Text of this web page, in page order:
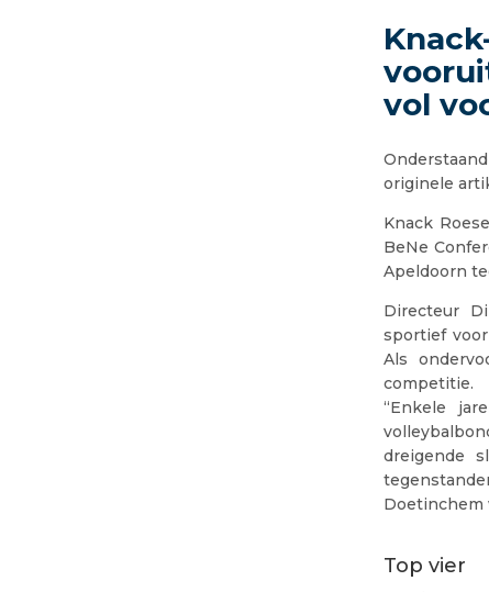
vol
originele
Knack
BeNe
Apeldoorn
Directeur
sportief
Als
competitie.
“Enkele
dreigende
Doetinchem
Top vier